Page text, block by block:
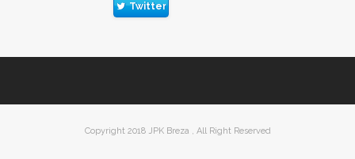
Twitter
Copyright 2018 JPK Breza , All Right Reserved